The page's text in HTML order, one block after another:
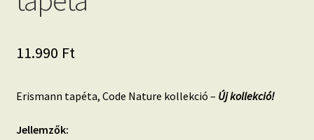
11.990 Ft
Erismann tapéta, Code Nature kollekció – Új kollekció!
Jellemzők: